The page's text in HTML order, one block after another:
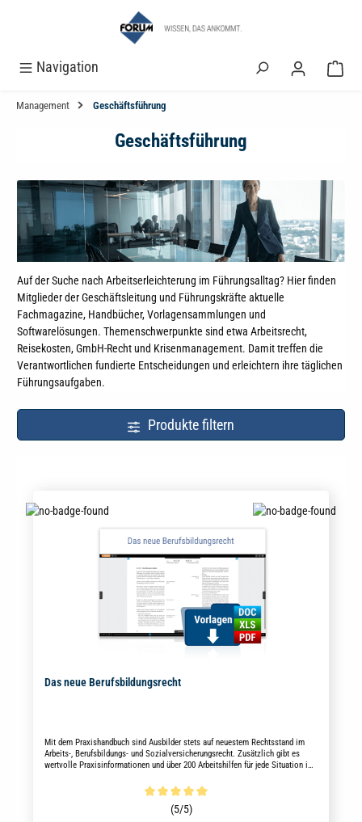
Navigation
Management Geschäftsführung
Geschäftsführung
Auf der Suche nach Arbeitserleichterung im Führungsalltag? Hier finden
Mitglieder der Geschäftsleitung und Führungskräfte aktuelle
Fachmagazine, Handbücher, Vorlagensammlungen und
Softwarelösungen. Themenschwerpunkte sind etwa Arbeitsrecht,
Reisekosten, GmbH-Recht und Krisenmanagement. Damit treffen die
Verantwortlichen fundierte Entscheidungen und erleichtern ihre täglichen
Führungsaufgaben.
Produkte filtern
Das neue Berufsbildungsrecht
Mit dem Praxishandbuch sind Ausbilder stets auf neuestem Rechtsstand im
Arbeits-, Berufsbildungs- und Sozialversicherungsrecht. Zusätzlich gibt es
wertvolle Praxisinformationen und über 200 Arbeitshilfen für jede Situation im
Durchschnittliche Bewertung von 5 von 5 Sternen
(5/5)